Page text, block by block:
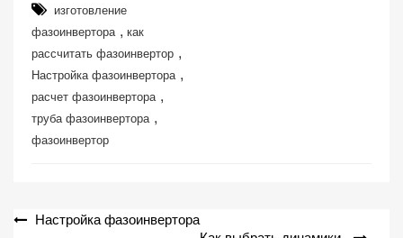
изготовление
фазоинвертора , как
рассчитать фазоинвертор ,
Настройка фазоинвертора ,
расчет фазоинвертора ,
труба фазоинвертора ,
фазоинвертор
Навигация
Настройка фазоинвертора